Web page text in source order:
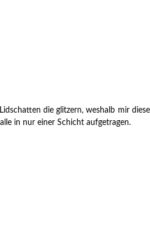
die glitzern, weshalb mir diese
in nur einer Schicht aufgetragen.